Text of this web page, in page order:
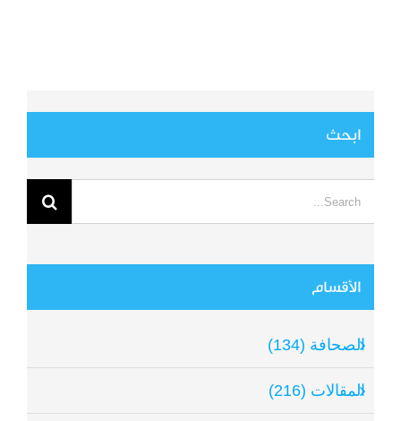
ابحث
for:
الأقسام
الصحافة (134)
المقالات (216)